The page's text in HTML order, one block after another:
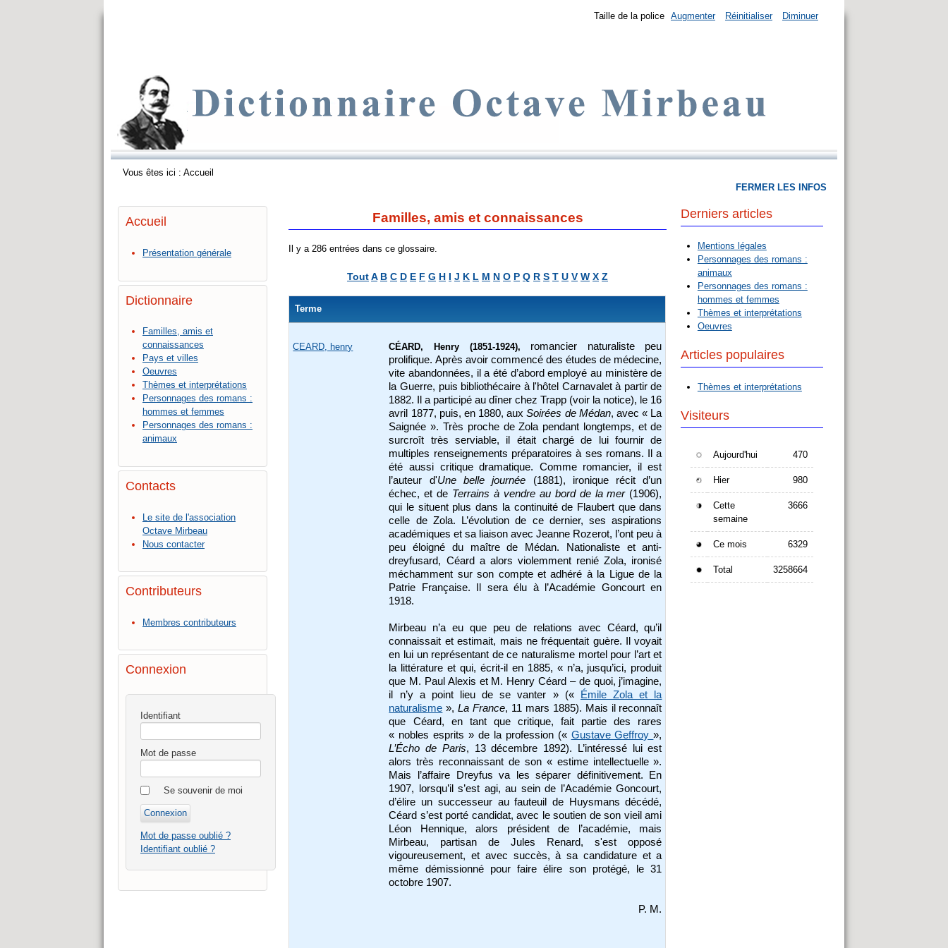
Taille de la police Augmenter Réinitialiser Diminuer
Vous êtes ici : Accueil
Accueil
Présentation générale
Dictionnaire
Familles, amis et
connaissances
Pays et villes
Oeuvres
Thèmes et interprétations
Personnages des romans :
hommes et femmes
Personnages des romans :
animaux
Contacts
Le site de l'association
Octave Mirbeau
Nous contacter
Contributeurs
Membres contributeurs
Connexion
Identifiant
Mot de passe
Se souvenir de moi
Mot de passe oublié ?
Identifiant oublié ?
Familles, amis et connaissances
Il y a 286 entrées dans ce glossaire.
ToutA B C D E F G H I J K L M N O P Q R S T U V W X Z
Terme
CEARD, henry CÉARD, Henry (1851-1924),
romancier naturaliste peu
prolifique. Après avoir commencé des études de médecine,
vite abandonnées, il a été d’abord employé au ministère de
la Guerre, puis bibliothécaire à l'hôtel Carnavalet à partir de
1882. Il a participé au dîner chez Trapp (voir la notice), le 16
avril 1877, puis, en 1880, auxSoirées de Médan, avec « La
Saignée ». Très proche de Zola pendant longtemps, et de
surcroît très serviable, il était chargé de lui fournir de
multiples renseignements préparatoires à ses romans. Il a
été aussi critique dramatique. Comme romancier, il est
l’auteur d'Une belle journée (1881), ironique récit d’un
échec, et de Terrains à vendre au bord de la mer(1906),
qui le situent plus dans la continuité de Flaubert que dans
celle de Zola. L’évolution de ce dernier, ses aspirations
académiques et sa liaison avec Jeanne Rozerot, l’ont peu à
peu éloigné du maître de Médan. Nationaliste et anti-
dreyfusard, Céard a alors violemment renié Zola, ironisé
méchamment sur son compte et adhéré à la Ligue de la
Patrie Française. Il sera élu à l’Académie Goncourt en
1918.
Mirbeau n’a eu que peu de relations avec Céard, qu’il
connaissait et estimait, mais ne fréquentait guère. Il voyait
en lui un représentant de ce naturalisme mortel pour l’art et
la littérature et qui, écrit-il en 1885, « n’a, jusqu’ici, produit
que M. Paul Alexis et M. Henry Céard – de quoi, j’imagine,
il n’y a point lieu de se vanter » («
Émile Zola et la
naturalisme »,La France, 11 mars 1885). Mais il reconnaît
que Céard, en tant que critique, fait partie des rares
« nobles esprits » de la profession (« Gustave Geffroy»,
L’Écho de Paris, 13 décembre 1892). L’intéressé lui est
alors très reconnaissant de son « estime intellectuelle ».
Mais l’affaire Dreyfus va les séparer définitivement. En
1907, lorsqu’il s’est agi, au sein de l’Académie Goncourt,
d’élire un successeur au fauteuil de Huysmans décédé,
Céard s’est porté candidat, avec le soutien de son vieil ami
Léon Hennique, alors président de l’académie, mais
Mirbeau, partisan de Jules Renard, s'est opposé
vigoureusement, et avec succès, à sa candidature et a
même démissionné pour faire élire son protégé, le 31
octobre 1907.
P. M.
FERMER LES INFOS
Derniers articles
Mentions légales
Personnages des romans :
animaux
Personnages des romans :
hommes et femmes
Thèmes et interprétations
Oeuvres
Articles populaires
Thèmes et interprétations
Visiteurs
Aujourd'hui 470
Hier 980
Cette
semaine
3666
Ce mois 6329
Total 3258664